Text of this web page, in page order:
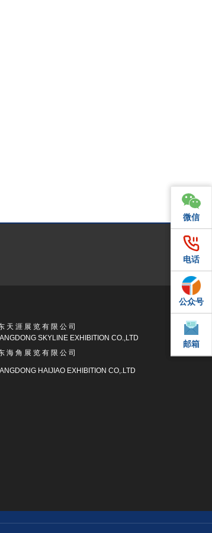
布尔展览中心（Istanbul Expo
微信
电话
QQ
邮箱
微信
电话
公众号
邮箱
天 涯 展 览 有 限 公 司
SKYLINE EXHIBITION CO.,LTD
海 角 展 览 有 限 公 司
HAIJIAO EXHIBITION CO,.LTD